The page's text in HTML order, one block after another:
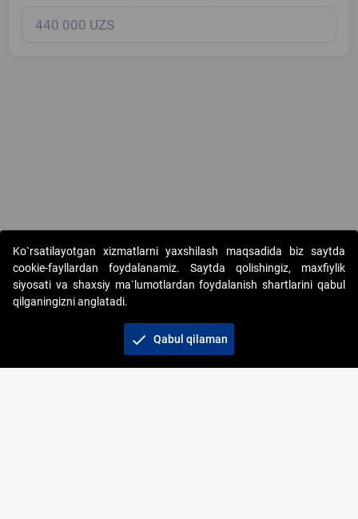
Copyright © 2017-2026. "Elektron onlayn-auksionlarni tashkil etish"
AJ. Barcha huquqlar himoyalangan
+998 71 202-21-11
Ko`rsatilayotgan xizmatlarni yaxshilash maqsadida biz saytda
cookie-fayllardan foydalanamiz. Saytda qolishingiz, maxfiylik
siyosati va shaxsiy ma`lumotlardan foydalanish shartlarini qabul
qilganingizni anglatadi.
check Qabul qilaman